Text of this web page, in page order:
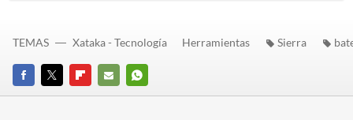
FACEBOOK
TWITTERFLIPBOARD
E-
WHATSAPP
TEMAS Xataka - Tecnología Herramientas Sierra